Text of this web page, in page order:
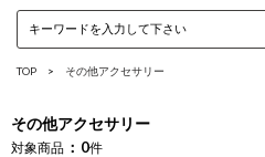
TOP その他アクセサリー
その他アクセサリー
対象商品 0件